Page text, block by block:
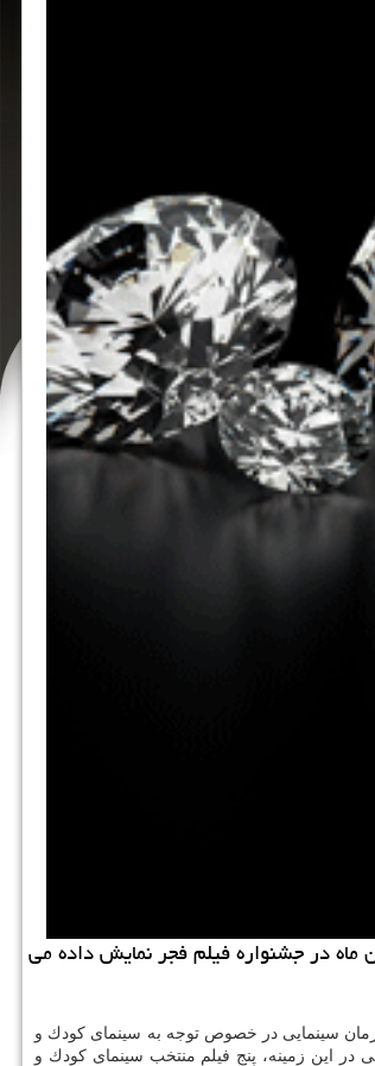
پنج روز از چهاردهم تا هجدهم بهمن ماه در جشنواره فیلم فجر نمایش داده می
سینمایی در خصوص توجه به سینمای كودك و
در این زمینه، پنج فیلم منتخب سینمای كودك و